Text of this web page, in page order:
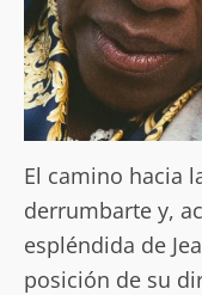
El camino hacia
derrumbarte y,
espléndida de
posición de su